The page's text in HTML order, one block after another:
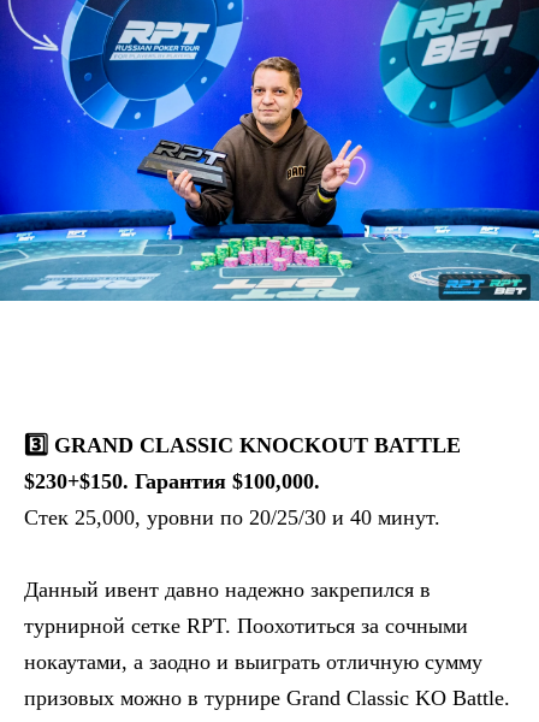
3️⃣ GRAND CLASSIC KNOCKOUT BATTLE
$230+$150. Гарантия $100,000.
Стек 25,000, уровни по 20/25/30 и 40 минут.
Данный ивент давно надежно закрепился в
турнирной сетке RPT. Поохотиться за сочными
нокаутами, а заодно и выиграть отличную сумму
призовых можно в турнире Grand Classic KO Battle.